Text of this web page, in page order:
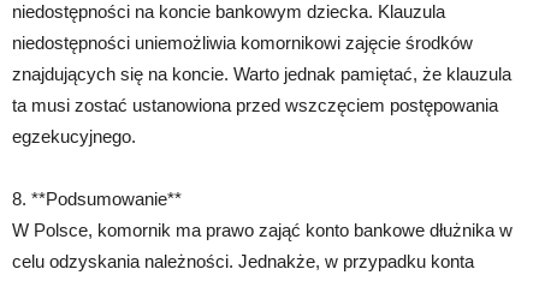
niedostępności na koncie bankowym dziecka. Klauzula
niedostępności uniemożliwia komornikowi zajęcie środków
znajdujących się na koncie. Warto jednak pamiętać, że klauzula
ta musi zostać ustanowiona przed wszczęciem postępowania
egzekucyjnego.
8. **Podsumowanie**
W Polsce, komornik ma prawo zająć konto bankowe dłużnika w
celu odzyskania należności. Jednakże, w przypadku konta